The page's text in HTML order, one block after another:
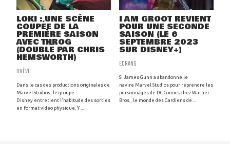
LOKI : UNE SCÈNE
COUPÉE DE LA
PREMIÈRE SAISON
AVEC THROG
(DOUBLÉ PAR CHRIS
HEMSWORTH)
BRÈVE
Dans le cas des productions originales de
Marvel Studios, le groupe
Disney entretient l'habitude des sorties
en format vidéo physique. Y ...
I AM GROOT REVIENT
POUR UNE SECONDE
SAISON (LE 6
SEPTEMBRE 2023
SUR DISNEY+)
ECRANS
Si James Gunn a abandonné le
navire Marvel Studios pour reprendre les
personnages de DC Comics chez Warner
Bros., le monde des Gardiens de ...